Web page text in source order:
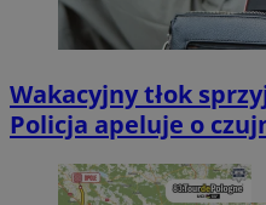
Wakacyjny tłok
Policja apeluje o